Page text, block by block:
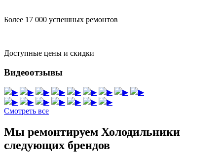
Более 17 000 успешных ремонтов
Доступные цены и скидки
Видеоотзывы
▶ ▶ ▶ ▶ ▶ ▶ ▶ ▶
▶
▶
▶ ▶ ▶ ▶ ▶
▶
Смотреть все
Мы ремонтируем Холодильники
следующих брендов